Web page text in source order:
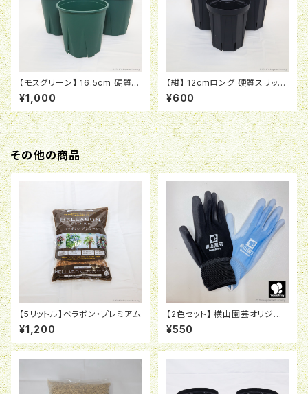
【モスグリーン】 16.5cm 硬質ス
リットポット USG-1
¥1,000
【紺】 12cmロング 硬質スリット
ポット CSM-120L
¥600
その他の商品
【5リットル】ベラボン・プレミアム
¥1,200
【2色セット】 横山園芸オリジナ
ル ウレタン背抜き手袋
¥550